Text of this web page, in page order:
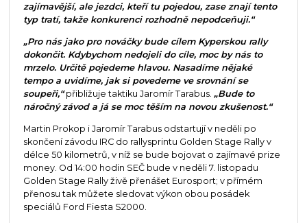
zajímavější, ale jezdci, kteří tu pojedou, zase znají tento
typ tratí, takže konkurenci rozhodně nepodceňuji.“
„Pro nás jako pro nováčky bude cílem Kyperskou rally
dokončit. Kdybychom nedojeli do cíle, moc by nás to
mrzelo. Určitě pojedeme hlavou. Nasadíme nějaké
tempo a uvidíme, jak si povedeme ve srovnání se
soupeři,“přibližuje taktiku Jaromír Tarabus. „Bude to
náročný závod a já se moc těším na novou zkušenost.“
Martin Prokop i Jaromír Tarabus odstartují v neděli po
skončení závodu IRC do rallysprintu Golden Stage Rally v
délce 50 kilometrů, v níž se bude bojovat o zajímavé prize
money. Od 14:00 hodin SEČ bude v neděli 7. listopadu
Golden Stage Rally živě přenášet Eurosport; v přímém
přenosu tak můžete sledovat výkon obou posádek
speciálů Ford Fiesta S2000.